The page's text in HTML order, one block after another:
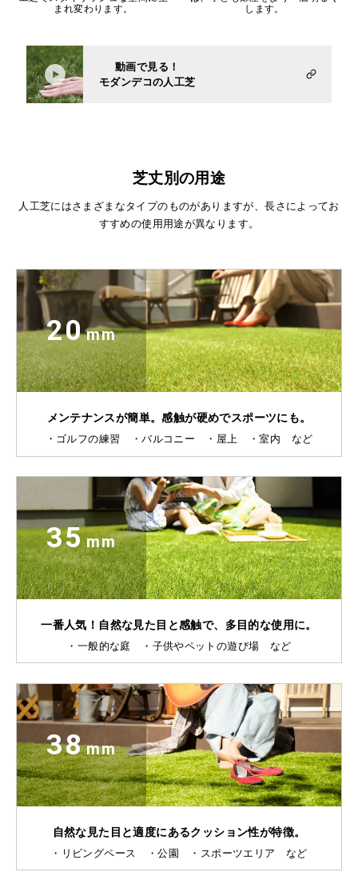
まれ変わります。
します。
動画で見る！
モダンデコの人工芝
芝丈別の用途
人工芝にはさまざまなタイプのものがありますが、長さによってお
すすめの使用用途が異なります。
20mm
メンテナンスが簡単。感触が硬めでスポーツにも。
・ゴルフの練習 ・バルコニー ・屋上 ・室内 など
35mm
一番人気！自然な見た目と感触で、多目的な使用に。
・一般的な庭 ・子供やペットの遊び場 など
38mm
自然な見た目と適度にあるクッション性が特徴。
・リビングペース ・公園 ・スポーツエリア など